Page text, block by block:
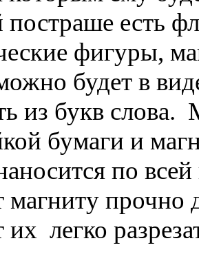
постраше есть
фигуры,
будет в
из букв слова.
бумаги и
по
магниту прочно
их легко